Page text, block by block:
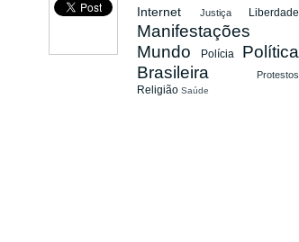
Internet Justiça Liberdade
Manifestações
Mundo
Polícia Política
Brasileira
Protestos
Religião Saúde